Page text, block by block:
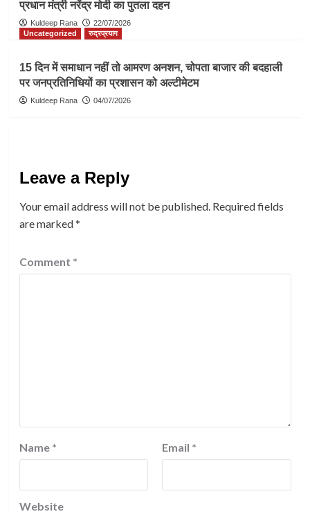
प्रधान मंत्री नरेंद्र मोदी का पुतला दहन
Kuldeep Rana
22/07/2026
Uncategorized
रुद्रप्रयाग
15 दिन में समाधान नहीं तो आमरण अनशन, चोपता बाजार की बदहाली
पर जनप्रतिनिधियों का प्रशासन को अल्टीमेटम
Kuldeep Rana 04/07/2026
Leave a Reply
Your email address will not be published. Required fields
are marked*
Comment *
Name * Email *
Website